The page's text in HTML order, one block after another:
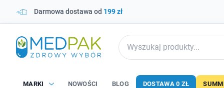
Darmowa dostawa od 199 zł
MARKI NOWOŚCI BLOG DOSTAWA 0 ZŁ